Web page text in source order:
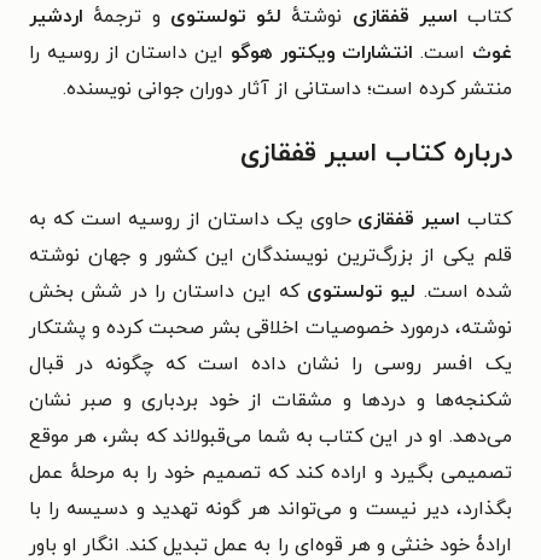
کتاب اسیر قفقازی نوشتهٔ لئو تولستوی و ترجمهٔ اردشیر
غوث است. انتشارات ویکتور هوگو این داستان از روسیه را
منتشر کرده است؛ داستانی از آثار دوران جوانی نویسنده.
درباره کتاب اسیر قفقازی
کتاب اسیر قفقازی حاوی یک داستان از روسیه است که به
قلم یکی از بزرگ‌ترین نویسندگان این کشور و جهان نوشته
شده است. لیو تولستویکه این داستان را در شش بخش
نوشته، درمورد خصوصیات اخلاقی بشر صحبت کرده و پشتکار
یک افسر روسی را نشان داده است که چگونه در قبال
شکنجه‌ها و دردها و مشقات از خود بردباری و صبر نشان
می‌دهد. او در این کتاب به شما می‌قبولاند که بشر، هر موقع
تصمیمی بگیرد و اراده کند که تصمیم خود را به مرحلهٔ عمل
بگذارد، دیر نیست و می‌تواند هر گونه تهدید و دسیسه را با
ارادۀ خود خنثی و هر قوه‌ای را به عمل تبدیل کند. انگار او باور